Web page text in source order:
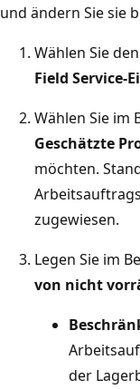
und ändern Sie sie
Wählen Sie
Field Service-
Wählen Sie im
Geschätzte
möchten.
zugewiesen.
Legen Sie im
von nicht
der